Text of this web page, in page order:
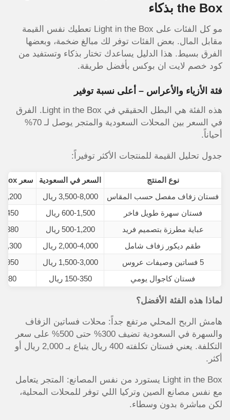
the Box بذكاء
مو كل الفئات على Light in the Box تعطيك نفس القيمة
مقابل المال. بعض الفئات توفر لك مبالغ ضخمة، وبعضها
الفرق بسيط. هذا الدليل يساعدك تختار بذكاء وتستفيد من
كود خصم لايت ان بوكس بأفضل طريقة.
فئة الأزياء والأعراس – أعلى نسبة توفير
هذه الفئة هي البطل الحقيقي في Light in the Box. الفرق
في السعر بين المحلات السعودية والمتجر يوصل لـ 70%
أحياناً.
جدول تحليل القيمة للمنتجات الأكثر توفيراً:
نوع المنتج السعر في السعودية
سعر Light in the Box
فستان زفاف مفصل حسب المقاس
3,500-8,000 ريال
800-
فستان سهرة طويل فاخر
600-1,500 ريال
180-450
عباية مطرزة بتصميم فريد
500-1,200 ريال
190-380
طقم ديكور زفاف شامل
2,000-4,000 ريال
650-
5 فساتين وصيفات عروس
1,500-3,000 ريال
450-950
فستان كاجوال يومي
150-350 ريال 80-180
لماذا هذه الفئة الأفضل؟
هامش الربح المحلي مرتفع جداً: محلات فساتين الزفاف
والسهرة في السعودية تضيف 300% حتى 500% على سعر
التكلفة. يعني فستان تكلفته 400 ريال يتباع بـ 2,000 ريال أو
أكثر.
Light in the Box يستورد من نفس المصانع: المتجر يتعامل
مع نفس مصانع الصين وتركيا اللي توفر للمحلات المحلية،
لكن مباشرة بدون وسطاء.